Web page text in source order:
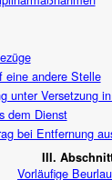
eine andere Stelle
unter Versetzung
dem Dienst
bei Entfernung
III.
Vorläufige